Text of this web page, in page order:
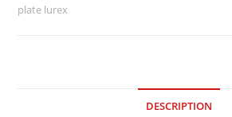
plate lurex
DESCRIPTION